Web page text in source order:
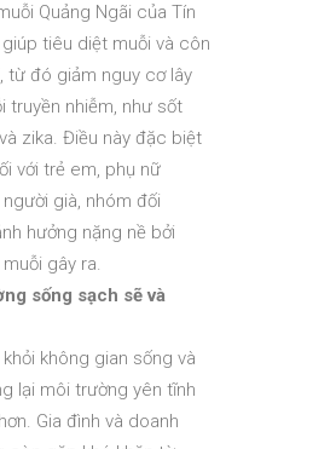
Quảng Ngãi của Tín
tiêu diệt muỗi và côn
từ đó giảm nguy cơ lây
truyền nhiễm, như sốt
zika. Điều này đặc biệt
với trẻ em, phụ nữ
già, nhóm đối
hưởng nặng nề bởi
gây ra.
sống sạch sẽ và
không gian sống và
lại môi trường yên tĩnh
Gia đình và doanh